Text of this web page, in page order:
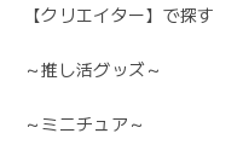
【クリエイター】で探す
～推し活グッズ～
～ミニチュア～